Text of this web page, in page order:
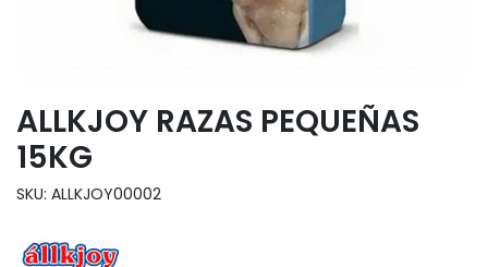
ALLKJOY RAZAS PEQUEÑAS
15KG
SKU: ALLKJOY00002